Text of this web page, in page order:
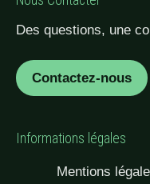
Des questions, une
Contactez-nous
Informations légales
Mentions